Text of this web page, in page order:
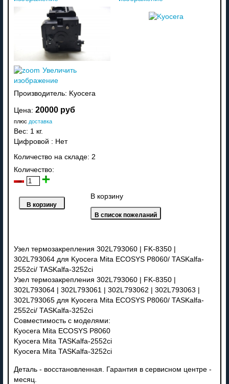
Увеличить
изображение
Производитель: Kyocera
Цена: 20000 руб
плюс доставка
Вес: 1 кг.
Цифровой : Нет
Количество на складе: 2
Количество:
В корзину
Узел термозакрепления 302L793060 | FK-8350 |
302L793064 для Kyocera Mita ECOSYS P8060/ TASKalfa-
2552ci/ TASKalfa-3252ci
Узел термозакрепления 302L793060 | FK-8350 |
302L793064 | 302L793061 | 302L793062 | 302L793063 |
302L793065 для Kyocera Mita ECOSYS P8060/ TASKalfa-
2552ci/ TASKalfa-3252ci
Совместимость с моделями:
Kyocera Mita ECOSYS P8060
Kyocera Mita TASKalfa-2552ci
Kyocera Mita TASKalfa-3252ci
Деталь - восстановленная. Гарантия в сервисном центре -
месяц.